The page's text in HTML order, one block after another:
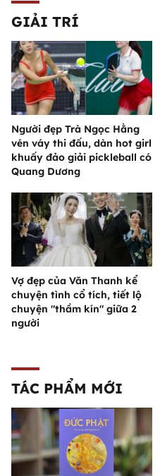
GIẢI TRÍ
Người đẹp Trà Ngọc Hằng
vén váy thi đấu, dàn hot girl
khuấy đảo giải pickleball có
Quang Dương
Vợ đẹp của Văn Thanh kể
chuyện tình cổ tích, tiết lộ
chuyện "thầm kín" giữa 2
người
TÁC PHẨM MỚI